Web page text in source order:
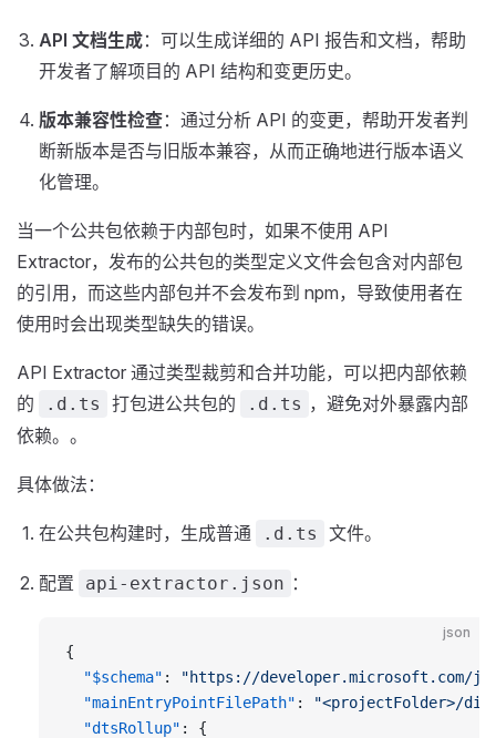
API 文档生成：可以生成详细的 API 报告和文档，帮助
开发者了解项目的 API 结构和变更历史。
版本兼容性检查：通过分析 API 的变更，帮助开发者判
断新版本是否与旧版本兼容，从而正确地进行版本语义
化管理。
当一个公共包依赖于内部包时，如果不使用 API
Extractor，发布的公共包的类型定义文件会包含对内部包
的引用，而这些内部包并不会发布到 npm，导致使用者在
使用时会出现类型缺失的错误。
API Extractor 通过类型裁剪和合并功能，可以把内部依赖
的
.d.ts 打包进公共包的 .d.ts ，避免对外暴露内部
依赖。。
具体做法：
在公共包构建时，生成普通 .d.ts 文件。
配置 api-extractor.json ：
json
{
  "$schema"
:
"https://developer.microsoft.com/
  "mainEntryPointFilePath"
:
"<projectFolder>/
  "dtsRollup"
: {